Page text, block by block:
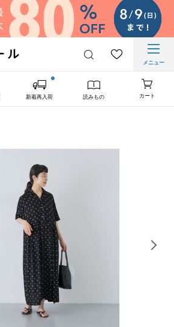
メニュー
新着再入荷 読みもの カート